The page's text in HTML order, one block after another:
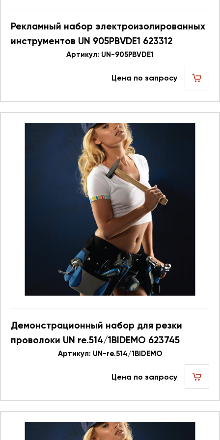
Рекламный набор электроизолированных
инструментов UN 905PBVDE1 623312
Артикул: UN-905PBVDE1
Цена по запросу
Демонстрационный набор для резки
проволоки UN re.514/1BIDEMO 623745
Артикул: UN-re.514/1BIDEMO
Цена по запросу